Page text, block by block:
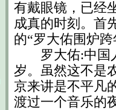
有戴眼镜，已经
成真的时刻。首
的“罗大佑围炉
罗大佑:中国人
岁。虽然这不是
京来讲是不平凡
渡过一个音乐的